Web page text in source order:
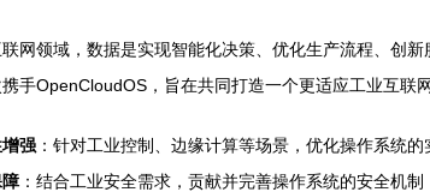
网领域，数据是实现智能化决策、优化生产流程、创
手OpenCloudOS，旨在共同打造一个更适应工业互联
强 ：针对工业控制、边缘计算等场景，优化操作系统
：结合工业安全需求，贡献并完善操作系统的安全机